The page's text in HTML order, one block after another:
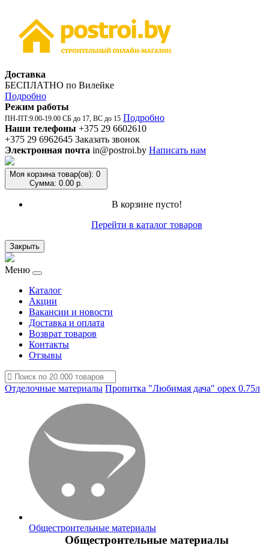
Доставка
БЕСПЛАТНО по Вилейке
Подробно
Режим работы
ПН-ПТ:9.00-19.00 СБ до 17, ВС до 15 Подробно
Наши телефоны +375 29 6602610
+375 29 6962645 Заказать звонок
Электронная почта in@postroi.by Написать нам
Моя корзина товар(ов): 0
Сумма: 0.00 р.
В корзине пусто!
Перейти в каталог товаров
Закрыть
Меню
Каталог
Акции
Вакансии и новости
Доставка и оплата
Возврат товаров
Контакты
Отзывы
Отделочные материалы Пропитка "Любимая дача" орех 0.75л
Общестроительные материалы
Общестроительные материалы